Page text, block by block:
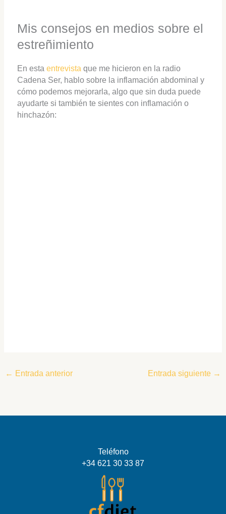
Mis consejos en medios sobre el
estreñimiento
En esta entrevista que me hicieron en la radio
Cadena Ser, hablo sobre la inflamación abdominal y
cómo podemos mejorarla, algo que sin duda puede
ayudarte si también te sientes con inflamación o
hinchazón:
← Entrada anterior Entrada siguiente →
Teléfono
+34 621 30 33 87